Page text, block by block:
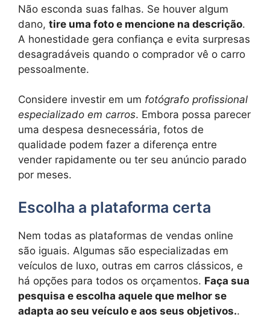
Não esconda suas falhas. Se houver algum
dano, tire uma foto e mencione na descrição.
A honestidade gera confiança e evita surpresas
desagradáveis ​​quando o comprador vê o carro
pessoalmente.
Considere investir em um fotógrafo profissional
especializado em carros. Embora possa parecer
uma despesa desnecessária, fotos de
qualidade podem fazer a diferença entre
vender rapidamente ou ter seu anúncio parado
por meses.
Escolha a plataforma certa
Nem todas as plataformas de vendas online
são iguais. Algumas são especializadas em
veículos de luxo, outras em carros clássicos, e
há opções para todos os orçamentos. Faça sua
pesquisa e escolha aquele que melhor se
adapta ao seu veículo e aos seus objetivos..